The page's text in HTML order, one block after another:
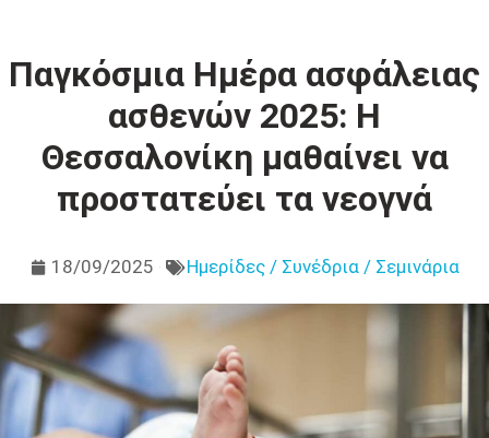
Παγκόσμια Ημέρα ασφάλειας
ασθενών 2025: Η
Θεσσαλονίκη μαθαίνει να
προστατεύει τα νεογνά
18/09/2025 Ημερίδες / Συνέδρια / Σεμινάρια